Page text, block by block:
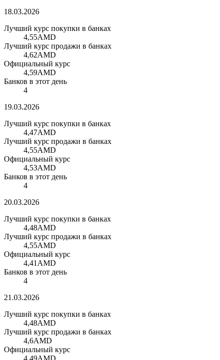
18.03.2026
Лучший курс покупки в банках
4,55AMD
Лучший курс продажи в банках
4,62AMD
Официальный курс
4,59AMD
Банков в этот день
4
19.03.2026
Лучший курс покупки в банках
4,47AMD
Лучший курс продажи в банках
4,55AMD
Официальный курс
4,53AMD
Банков в этот день
4
20.03.2026
Лучший курс покупки в банках
4,48AMD
Лучший курс продажи в банках
4,55AMD
Официальный курс
4,41 AMD
Банков в этот день
4
21.03.2026
Лучший курс покупки в банках
4,48AMD
Лучший курс продажи в банках
4,6AMD
Официальный курс